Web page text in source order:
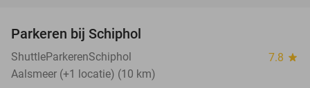
Parkeren bij Schiphol
ShuttleParkerenSchiphol 7.8 star
Aalsmeer (+1 locatie) (10 km)